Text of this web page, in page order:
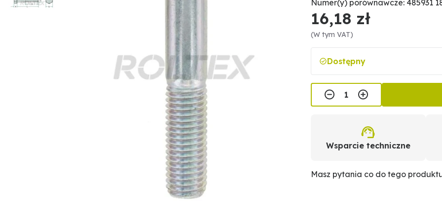
Numer(y) porównawcze: 485931
16,18 zł
(W tym VAT)
Dostępny
Wsparcie techniczne
Masz pytania co do tego